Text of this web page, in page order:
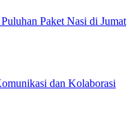
Paket Nasi di Jumat
dan Kolaborasi